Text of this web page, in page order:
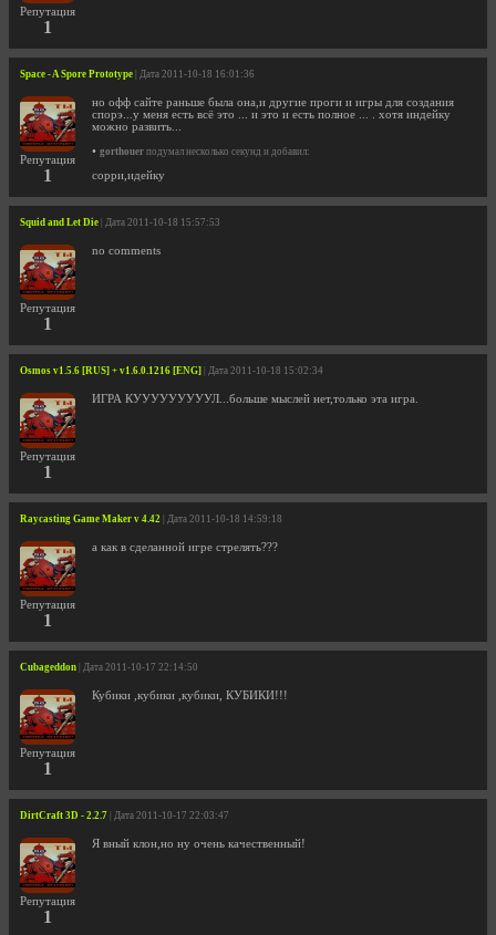
Репутация
1
Space - A Spore Prototype | Дата 2011-10-18 16:01:36
Репутация
1
но офф сайте раньше была она,и другие проги и игры для создания
спорэ...у меня есть всё это ... и это и есть полное ... . хотя индейку
можно развить...
• gorthouer подумал несколько секунд и добавил:
сорри,идейку
Squid and Let Die | Дата 2011-10-18 15:57:53
Репутация
1
no comments
Osmos v1.5.6 [RUS] + v1.6.0.1216 [ENG] | Дата 2011-10-18 15:02:34
Репутация
1
ИГРА КУУУУУУУУУЛ...больше мыслей нет,только эта игра.
Raycasting Game Maker v 4.42 | Дата 2011-10-18 14:59:18
Репутация
1
а как в сделанной игре стрелять???
Cubageddon | Дата 2011-10-17 22:14:50
Репутация
1
Кубики ,кубики ,кубики, КУБИКИ!!!
DirtCraft 3D - 2.2.7 | Дата 2011-10-17 22:03:47
Репутация
1
Я вный клон,но ну очень качественный!